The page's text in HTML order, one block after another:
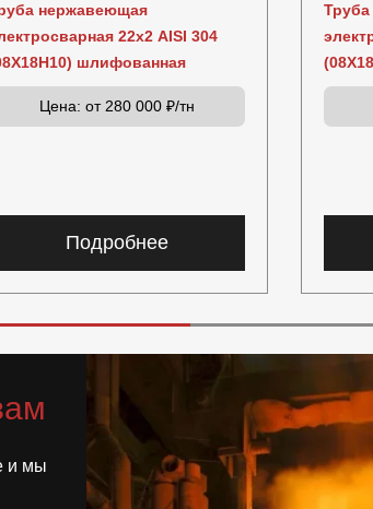
нержавеющая
22х2 AISI 304
шлифованная
Цена: от 280 000 ₽/тн
Подробнее
и мы